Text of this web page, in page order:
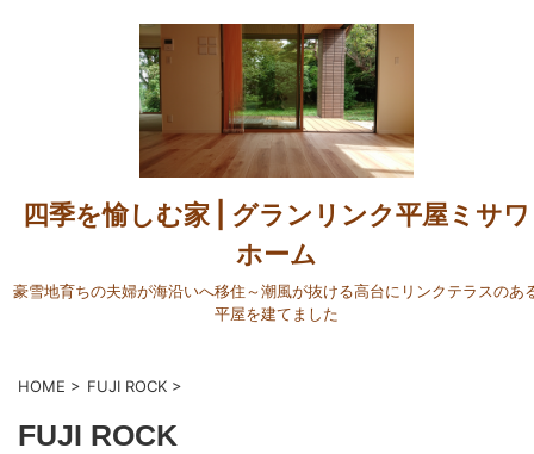
四季を愉しむ家 | グランリンク平屋ミサワ
ホーム
豪雪地育ちの夫婦が海沿いへ移住～潮風が抜ける高台にリンクテラスのあ
平屋を建てました
HOME > FUJI ROCK >
FUJI ROCK